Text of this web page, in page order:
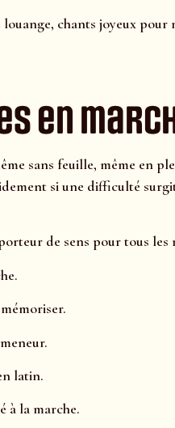
chants joyeux pour
en
sans feuille, même en
si une difficulté
de sens pour tous les
latin.
à la marche.